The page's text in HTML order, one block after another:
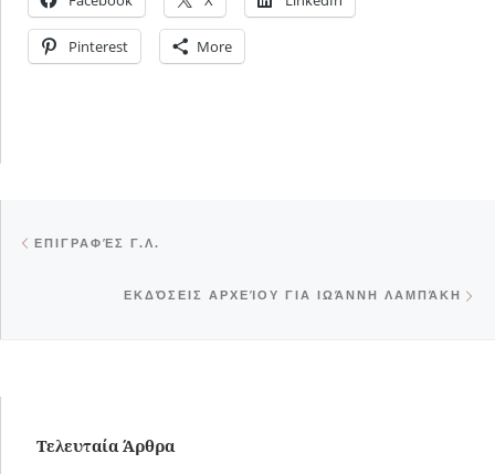
Pinterest More
ΕΠΙΓΡΑΦΈΣ Γ.Λ.
ΕΚΔΌΣΕΙΣ ΑΡΧΕΊΟΥ ΓΙΑ ΙΩΆΝΝΗ ΛΑΜΠΆΚΗ
Τελευταία Άρθρα